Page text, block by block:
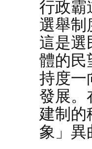
行政霸
選舉制
這是選
體的民
持度一
發展。
建制的
象」異